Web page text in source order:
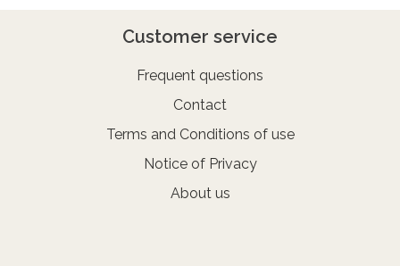
Customer service
Frequent questions
Contact
Terms and Conditions of use
Notice of Privacy
About us